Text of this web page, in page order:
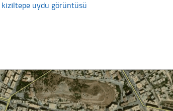
kızıltepe uydu görüntüsü